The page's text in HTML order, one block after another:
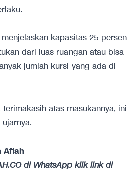
kapasitas 25 persen
dari luas ruangan atau bisa
jumlah kursi yang ada di
atas masukannya, ini
Afiah
di WhatsApp klik link di